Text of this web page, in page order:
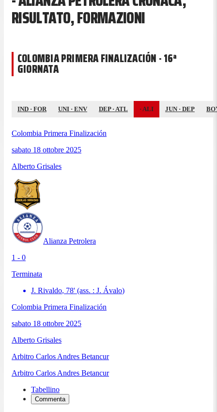
RISULTATO, FORMAZIONI
COLOMBIA PRIMERA FINALIZACIÓN · 16ª
GIORNATA
IND · FOR UNI · ENV DEP· ATL · ALI JUN · DEP
Colombia Primera Finalización
sabato 18 ottobre 2025
Alberto Grisales
Alianza Petrolera
1 - 0
Terminata
J. Rivaldo, 78' (ass. : J. Ávalo)
Colombia Primera Finalización
sabato 18 ottobre 2025
Alberto Grisales
Arbitro Carlos Andres Betancur
Arbitro Carlos Andres Betancur
Tabellino
Commenta